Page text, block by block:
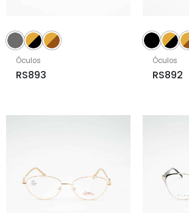
Óculos
RS893
Óculos
RS892